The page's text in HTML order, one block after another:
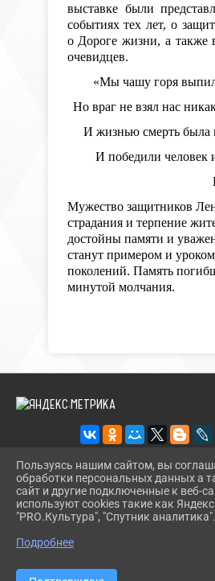
выставке были
событиях тех лет, о
о Дороге жизни, а также
очевидцев.
«Мы чашу горя
Но враг не взял нас
И жизнью смерть была
И победили человек
В.
Мужество защитников
страдания и терпение
достойны памяти и
станут примером и
поколений. Память
минутой молчания.
2026 Г. BMLIBR.RU
ВХОД
КАРТА САЙТА
СДЕЛАНО НА KUBCMS
Пользуясь нашим сайтом, вы
обработки персональных данных а
сайт и другие подключенные к веб-
используют cookies такие как
"PRO.Культура", "Спутник аналитика".
Подробнее